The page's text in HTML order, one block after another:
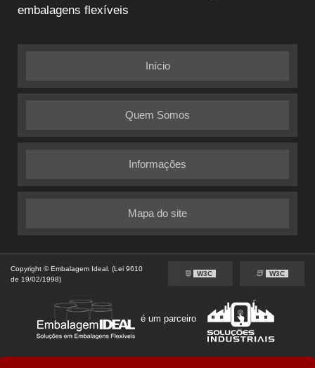
embalagens flexíveis
Início
Quem Somos
Informações
Mapa do site
Copyright © Embalagem Ideal. (Lei 9610
de 19/02/1998)
W3C W3C
é um parceiro